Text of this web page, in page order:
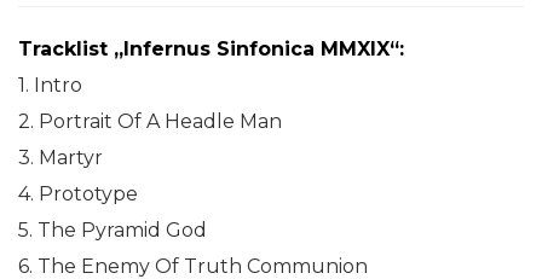
Tracklist „Infernus Sinfonica MMXIX“:
1. Intro
2. Portrait Of A Headle Man
3. Martyr
4. Prototype
5. The Pyramid God
6. The Enemy Of Truth Communion